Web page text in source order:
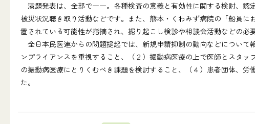
演題発表は、全部で一一。各種検査の意義と有効性に関する検討、
被災状況聴き取り活動などです。また、熊本・くわみず病院の「船員
置されている可能性が指摘され、掘り起こし検診や相談会活動などの必
全日本民医連からの問題提起では、新規申請抑制の動向などについ
ンプライアンスを重視すること、（２）振動病医療の上で医師とスタ
の振動病医療にとりくむべき課題を検討すること、（４）患者団体、
た。